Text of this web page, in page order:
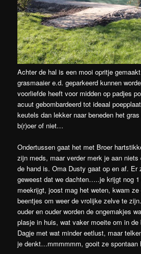
Achter de hal is een mooi opritje
grasmaaier e.d. geparkeerd kunnen
voorliefde heeft voor midden op padjes
acuut gebombardeerd tot ideaal
keutels dan lekker naar beneden het
b(r)oer of niet…
Ondertussen gaat het met Broer
zijn meds, maar verder merk je aan
de hand is. Oma Dusty gaat op en af. Er
geweest dat we dachten…..je krijgt nog
meekrijgt, joost mag het weten, kwam
beentjes om weer de vrolijke zelve te
ouder en ouder worden de ongemakjes
plasje in huis, wat vaker moeite om in
Dagje met wat minder eetlust, maar
je denkt…mmmmmm, gooit ze spontaan